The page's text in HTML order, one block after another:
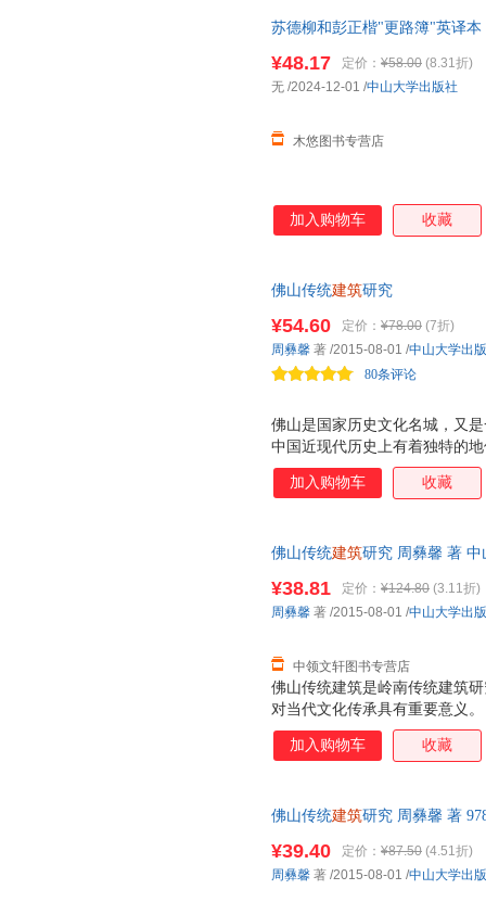
苏德柳和彭正楷"更路簿"英译
¥48.17 定价： ¥58.00 (8.31折)
木悠图书专营店
无 /2024-12-01 /中山大学出版社
加入购物车 收藏
佛山传统建筑研究
佛山是国家历史文化名城，又
中国近现代历史上有着独特的
物、掌故、风物和文化DNA。“
化密码”的具有丰厚文化底蕴的
¥54.60 定价： ¥78.00 (7折)
80条评论
周彝馨 著 /2015-08-01 /中山大学出
加入购物车 收藏
佛山传统建筑研究 周彝馨 著
佛山传统建筑是岭南传统建筑
对当代文化传承具有重要意义
史文化背景、佛山传统建筑历
佛山传统建筑形制特色、佛山
¥38.81 定价： ¥124.80 (3.11折)
中领文轩图书专营店
周彝馨 著 /2015-08-01 /中山大学出
加入购物车 收藏
佛山传统建筑研究 周彝馨 著
¥39.40 定价： ¥87.50 (4.51折)
周彝馨 著 /2015-08-01 /中山大学出